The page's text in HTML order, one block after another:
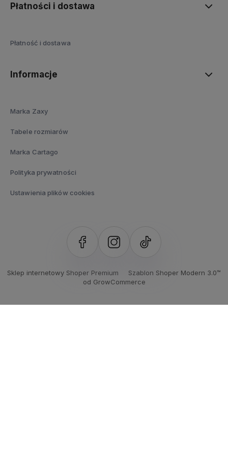
Płatności i dostawa
Płatność i dostawa
Informacje
Marka Zaxy
Tabele rozmiarów
Marka Cartago
Polityka prywatności
Ustawienia plików cookies
Sklep internetowy Shoper Premium
Szablon Shoper Modern 3.0™
od GrowCommerce